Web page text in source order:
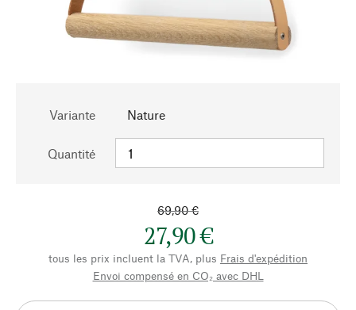
Variante Nature
Quantité
69,90 €
27,90 €
tous les prix incluent la TVA, plus Frais d'expédition
Envoi compensé en CO₂ avec DHL